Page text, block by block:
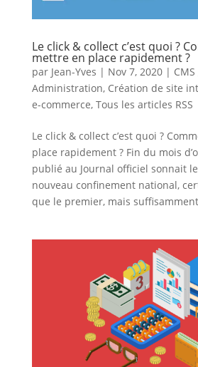
Le click & collect c’est quoi ?
mettre en place rapidement ?
par Jean-Yves | Nov 7, 2020|
Administration, Création de site
e-commerce, Tous les articles RSS
Le click & collect c’est quoi ?
place rapidement ? Fin du mois
publié au Journal officiel sonnait
nouveau confinement national,
que le premier, mais